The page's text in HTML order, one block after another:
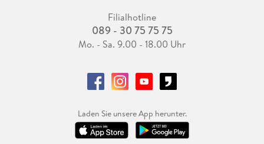
Filialhotline
089 - 30 75 75 75
Mo. - Sa. 9.00 - 18.00 Uhr
Laden Sie unsere App herunter.